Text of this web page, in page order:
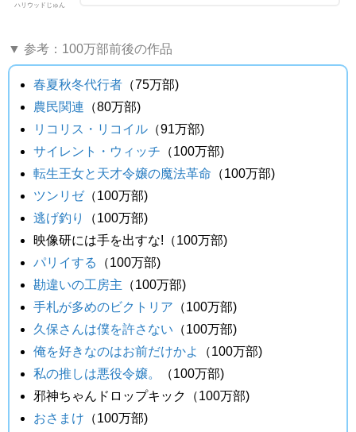
ハリウッドじゅん
▼ 参考：100万部前後の作品
春夏秋冬代行者 （75万部)
農民関連 （80万部)
リコリス・リコイル （91万部)
サイレント・ウィッチ （100万部)
転生王女と天才令嬢の魔法革命 （100万部)
ツンリゼ（100万部)
逃げ釣り
（100万部)
映像研には手を出すな!（100万部)
パリイする
（100万部)
勘違いの工房主 （100万部)
手札が多めのビクトリア （100万部)
久保さんは僕を許さない （100万部)
俺を好きなのはお前だけかよ
（100万部)
私の推しは悪役令嬢。
（100万部)
邪神ちゃんドロップキック（100万部)
おさまけ （100万部)